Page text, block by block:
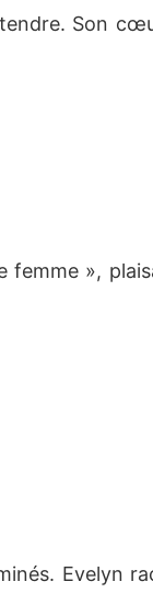
tendre. Son
femme »,
Evelyn